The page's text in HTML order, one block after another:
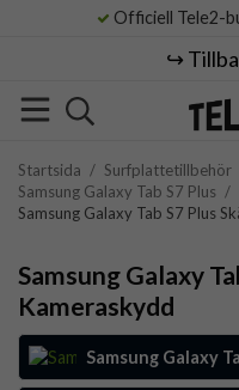
Officiell Tele2-
↪️
Startsida / Surfplattetillbehör
Samsung Galaxy Tab S7 Plus /
Samsung Galaxy Tab S7 Plus
Samsung Galaxy
Kameraskydd
Samsung Galaxy